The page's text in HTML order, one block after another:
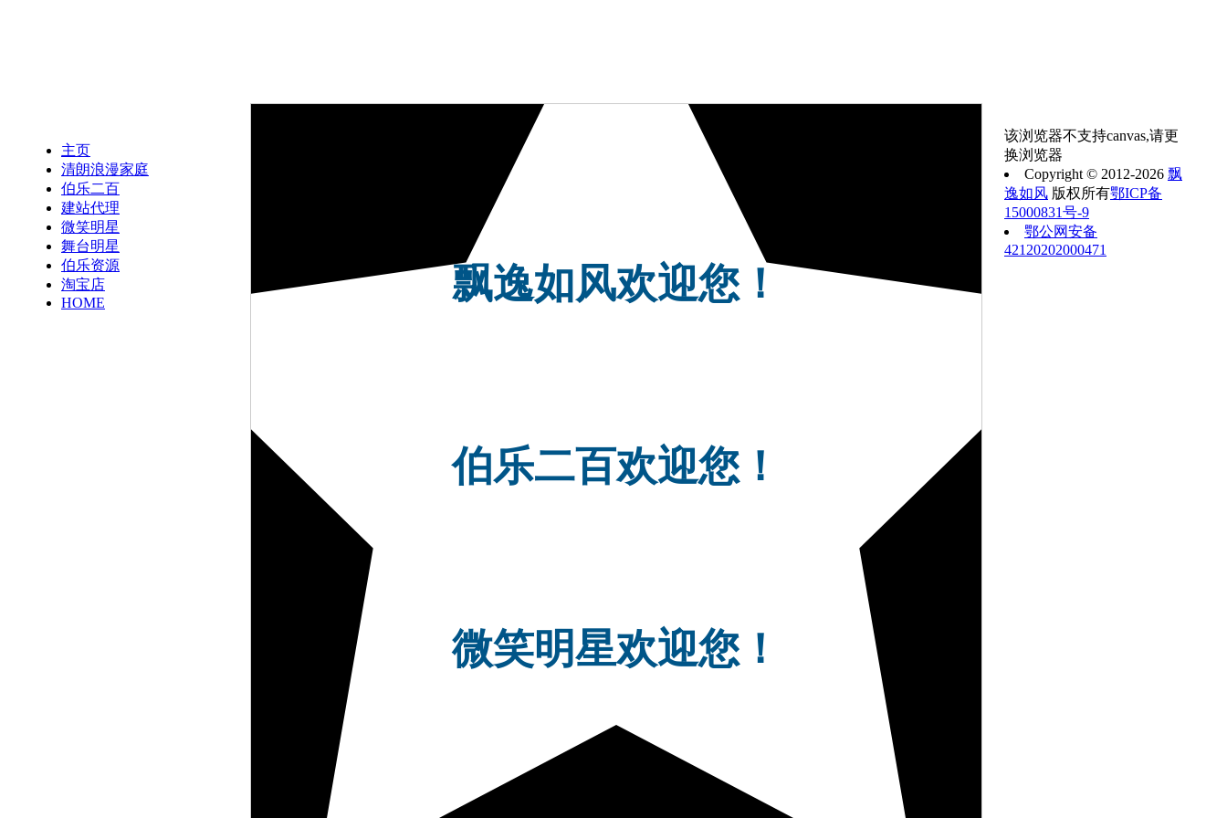
该浏览器不支持canvas,请更
换浏览器
Copyright © 2012-2026 飘
逸如风 版权所有鄂ICP备
15000831号-9
鄂公网安备
42120202000471
主页
清朗浪漫家庭
伯乐二百
建站代理
微笑明星
舞台明星
伯乐资源
淘宝店
HOME